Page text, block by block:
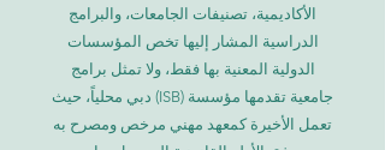
الأكاديمية، تصنيفات الجامعات، والبرامج
الدراسية المشار إليها تخص المؤسسات
الدولية المعنية بها فقط، ولا تمثل برامج
جامعية تقدمها مؤسسة (ISB) دبي محلياً، حيث
تعمل الأخيرة كمعهد مهني مرخص ومصرح به